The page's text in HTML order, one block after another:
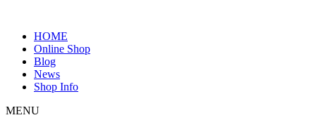
HOME
Online Shop
Blog
News
Shop Info
MENU